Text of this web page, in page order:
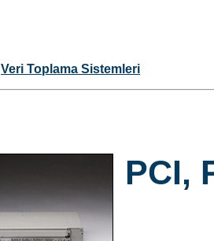
Veri Toplama Sistemleri
PCI,